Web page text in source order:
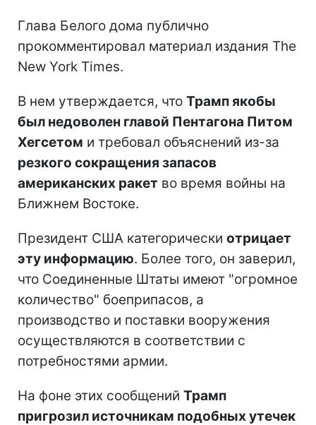
Глава Белого дома публично
прокомментировал материал издания The
New York Times.
В нем утверждается, что Трамп якобы
был недоволен главой Пентагона Питом
Хегсетом и требовал объяснений из-за
резкого сокращения запасов
американских ракет во время войны на
Ближнем Востоке.
Президент США категорически отрицает
эту информацию. Более того, он заверил,
что Соединенные Штаты имеют "огромное
количество" боеприпасов, а
производство и поставки вооружения
осуществляются в соответствии с
потребностями армии.
На фоне этих сообщений Трамп
пригрозил источникам подобных утечек